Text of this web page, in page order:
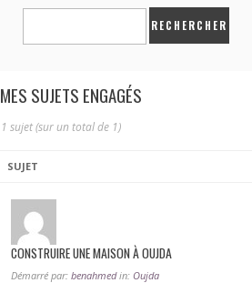
MES SUJETS ENGAGÉS
1 sujet (sur un total de 1)
SUJET
CONSTRUIRE UNE MAISON À OUJDA
Démarré par: benahmed in: Oujda